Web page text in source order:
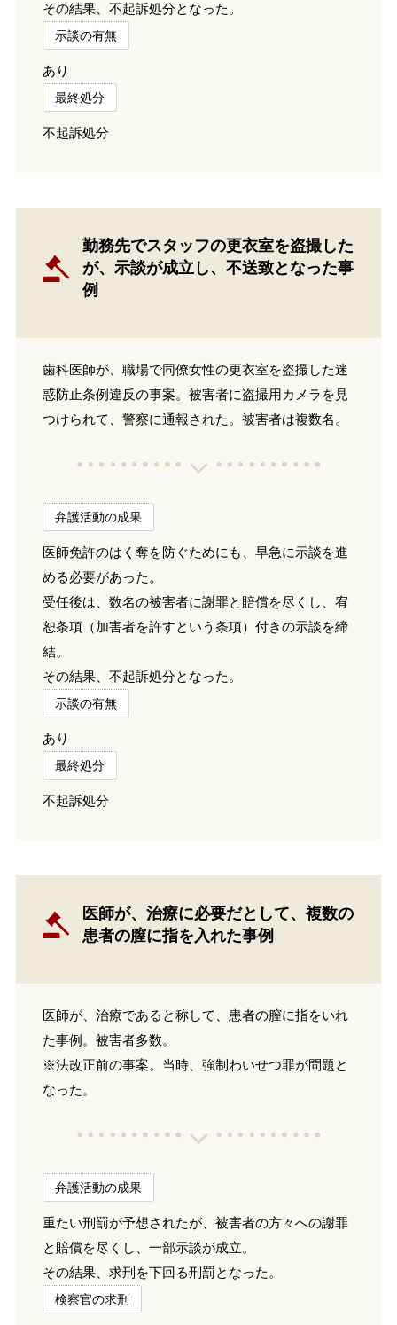
その結果、不起訴処分となった。
示談の有無
あり
最終処分
不起訴処分
勤務先でスタッフの更衣室を盗撮した
が、示談が成立し、不送致となった事
例
歯科医師が、職場で同僚女性の更衣室を盗撮した迷
惑防止条例違反の事案。被害者に盗撮用カメラを見
つけられて、警察に通報された。被害者は複数名。
弁護活動の成果
医師免許のはく奪を防ぐためにも、早急に示談を進
める必要があった。
受任後は、数名の被害者に謝罪と賠償を尽くし、宥
恕条項（加害者を許すという条項）付きの示談を締
結。
その結果、不起訴処分となった。
示談の有無
あり
最終処分
不起訴処分
医師が、治療に必要だとして、複数の
患者の膣に指を入れた事例
医師が、治療であると称して、患者の膣に指をいれ
た事例。被害者多数。
※法改正前の事案。当時、強制わいせつ罪が問題と
なった。
弁護活動の成果
重たい刑罰が予想されたが、被害者の方々への謝罪
と賠償を尽くし、一部示談が成立。
その結果、求刑を下回る刑罰となった。
検察官の求刑